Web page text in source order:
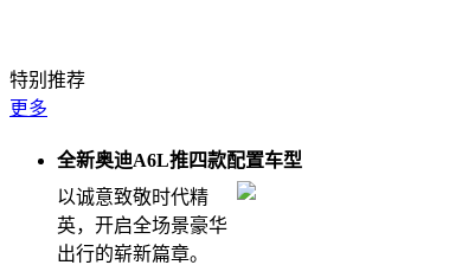
特别推荐
更多
全新奥迪A6L推四款配置车型
以诚意致敬时代精
英，开启全场景豪华
出行的崭新篇章。